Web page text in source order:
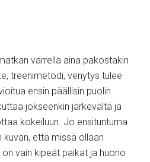
varrella aina pakostakin
treenimetodi, venytys tulee
ensin päällisin puolin
jokseenkin järkevältä ja
kokeiluun. Jo ensituntuma
kuvan, että missä ollaan
vain kipeät paikat ja huono